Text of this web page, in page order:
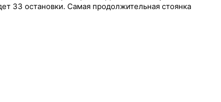
33 остановки. Самая продолжительная стоянка